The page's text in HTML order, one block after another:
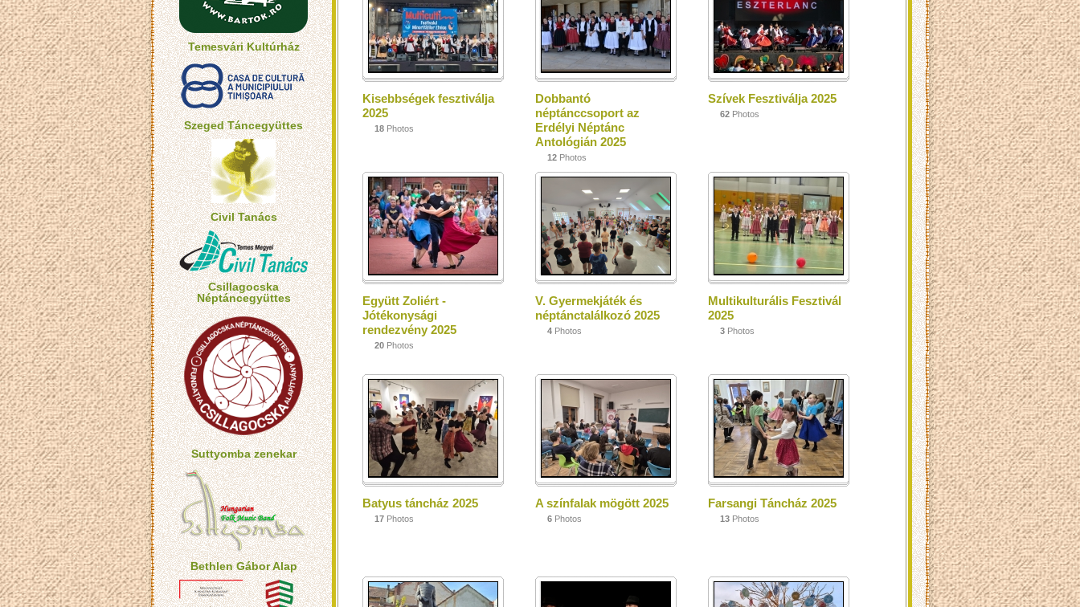
Temesvári Kultúrház
Szeged Táncegyüttes
Civil Tanács
Csillagocska
Néptáncegyüttes
Suttyomba zenekar
Bethlen Gábor Alap
Kisebbségek fesztiválja
2025
18 Photos
Dobbantó
néptánccsoport az
Erdélyi Néptánc
Antológián 2025
12 Photos
Szívek Fesztiválja 2025
62 Photos
Együtt Zoliért -
Jótékonysági
rendezvény 2025
20 Photos
V. Gyermekjáték és
néptánctalálkozó 2025
4 Photos
Multikulturális Fesztivál
2025
3 Photos
Batyus táncház 2025
17 Photos
A színfalak mögött 2025
6 Photos
Farsangi Táncház 2025
13 Photos